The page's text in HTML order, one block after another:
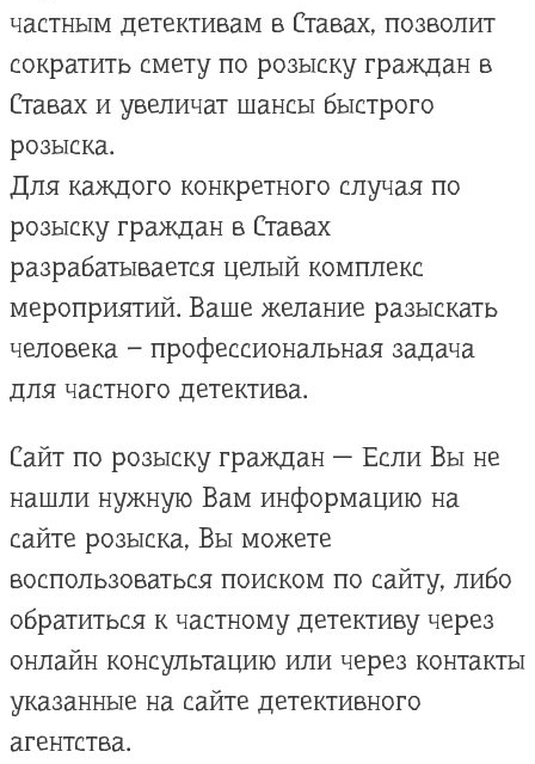
частным детективам в Ставах, позволит
сократить смету по розыску граждан в
Ставах и увеличат шансы быстрого
розыска.
Для каждого конкретного случая по
розыску граждан в Ставах
разрабатывается целый комплекс
мероприятий. Ваше желание разыскать
человека – профессиональная задача
для частного детектива.
Сайт по розыску граждан — Если Вы не
нашли нужную Вам информацию на
сайте розыска, Вы можете
воспользоваться поиском по сайту, либо
обратиться к частному детективу через
онлайн консультацию или через контакты
указанные на сайте детективного
агентства.